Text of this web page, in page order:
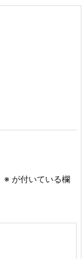
※ が付いている欄